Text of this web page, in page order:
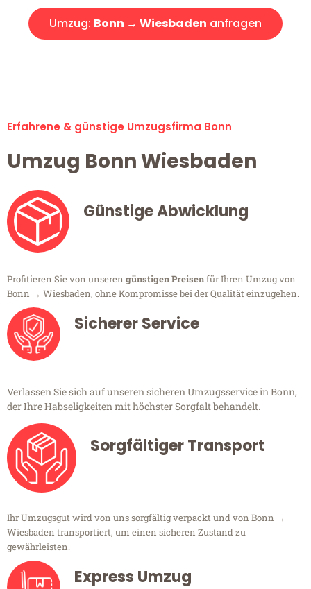
Umzug: Bonn → Wiesbaden anfragen
Erfahrene & günstige Umzugsfirma Bonn
Umzug Bonn Wiesbaden
Günstige Abwicklung
Profitieren Sie von unseren günstigen Preisenfür Ihren Umzug von
Bonn → Wiesbaden, ohne Kompromisse bei der Qualität einzugehen.
Sicherer Service
Verlassen Sie sich auf unseren sicheren Umzugsservice in Bonn,
der Ihre Habseligkeiten mit höchster Sorgfalt behandelt.
Sorgfältiger Transport
Ihr Umzugsgut wird von uns sorgfältig verpackt und von Bonn →
Wiesbaden transportiert, um einen sicheren Zustand zu
gewährleisten.
Express Umzug